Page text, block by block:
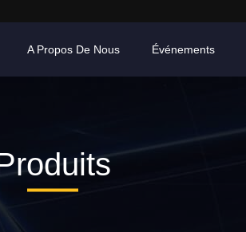
A Propos De Nous Événements